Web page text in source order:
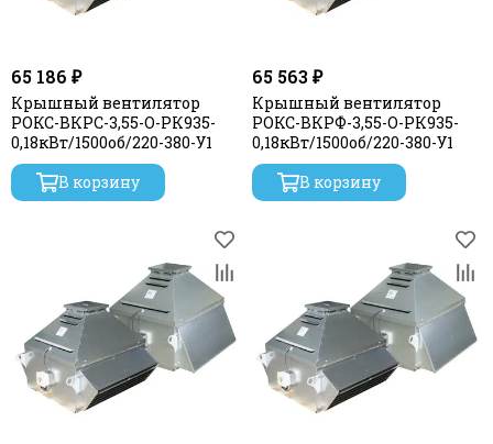
65 186 ₽
Крышный вентилятор
РОКС-ВКРС-3,55-О-РК935-
0,18кВт/1500об/220-380-У1
В корзину
65 563 ₽
Крышный вентилятор
РОКС-ВКРФ-3,55-О-РК935-
0,18кВт/1500об/220-380-У1
В корзину